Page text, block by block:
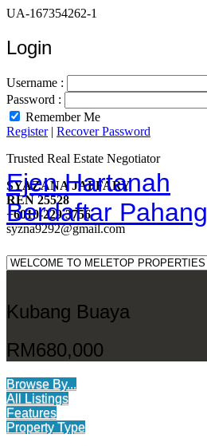
UA-167354262-1
Login
Username :
Password :
Remember Me
Register| Recover Password
Ejen Hartanah
Berdaftar Pahang
Trusted Real Estate Negotiator
SYAZANA JAFFARY
REN 25528
+6010-229 3756
syzna9292@gmail.com
Kubang Buaya
RM680,000
Browse By...
All Listings
Features
Property Type